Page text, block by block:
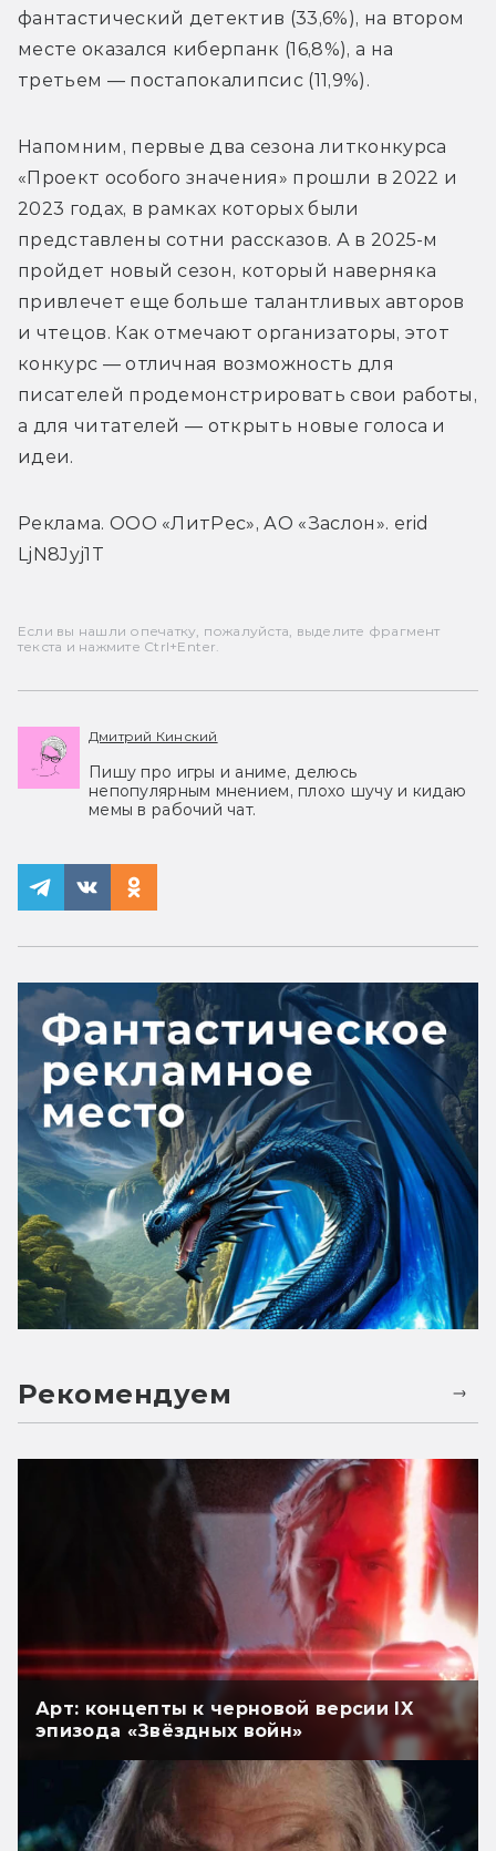
фантастический детектив (33,6%), на втором
месте оказался киберпанк (16,8%), а на
третьем — постапокалипсис (11,9%).
Напомним, первые два сезона литконкурса
«Проект особого значения» прошли в 2022 и
2023 годах, в рамках которых были
представлены сотни рассказов. А в 2025-м
пройдет новый сезон, который наверняка
привлечет еще больше талантливых авторов
и чтецов. Как отмечают организаторы, этот
конкурс — отличная возможность для
писателей продемонстрировать свои работы,
а для читателей — открыть новые голоса и
идеи.
Реклама. ООО «ЛитРес», АО «Заслон».
LjN8Jyj1T
Если вы нашли опечатку, пожалуйста, выделите фрагмент
текста и нажмите Ctrl+Enter.
Дмитрий Кинский
Пишу про игры и аниме, делюсь
непопулярным мнением, плохо шучу и кидаю
мемы в рабочий чат.
Рекомендуем
Арт: концепты к черновой версии IX
эпизода «Звёздных войн»